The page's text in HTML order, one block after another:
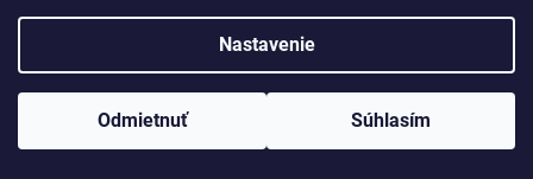
Nastavenie
Odmietnuť Súhlasím
www.Lotka.sk - najkrajšie šperky za dobré ceny. Pri nákupe nad 50€
poštovné zdarma. Nakupujte s dôverou - naša spoločnosť je s
Motýliky dámske oceľové náušnice